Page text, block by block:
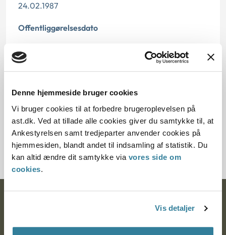
Denne hjemmeside bruger cookies
Vi bruger cookies til at forbedre brugeroplevelsen på
ast.dk. Ved at tillade alle cookies giver du samtykke til, at
Ankestyrelsen samt tredjeparter anvender cookies på
hjemmesiden, blandt andet til indsamling af statistik. Du
kan altid ændre dit samtykke via vores side om
cookies.
Vis detaljer
24.02.1987
Offentliggørelsesdato
12.07.2013
Paragraf
§ 37 § 14 § 40 § 17
Journalnummer
20180-85